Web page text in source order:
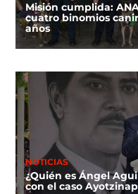
Misión cumplida:
cuatro binomios
años
NOTICIAS
¿Quién es Ángel
con el caso